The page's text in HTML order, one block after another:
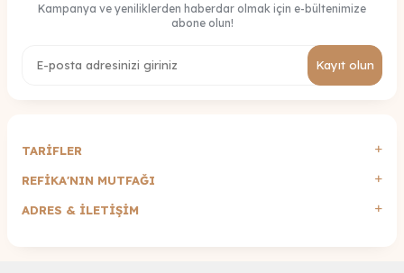
Kampanya ve yeniliklerden haberdar olmak için e-bültenimize
abone olun!
Kayıt olun
TARİFLER
REFİKA'NIN MUTFAĞI
ADRES & İLETIŞIM